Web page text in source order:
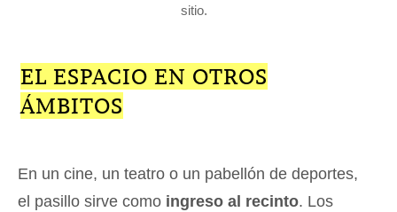
sitio.
EL ESPACIO EN OTROS
ÁMBITOS
En un cine, un teatro o un pabellón de deportes,
el pasillo sirve como ingreso al recinto. Los